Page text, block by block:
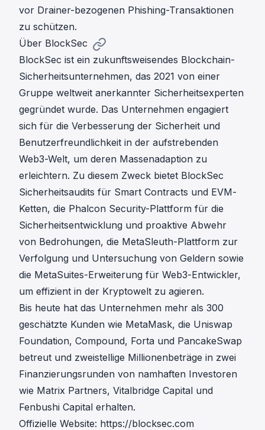
vor Drainer-bezogenen Phishing-Transaktionen
zu schützen.
Über BlockSec
BlockSec ist ein zukunftsweisendes Blockchain-
Sicherheitsunternehmen, das 2021 von einer
Gruppe weltweit anerkannter Sicherheitsexperten
gegründet wurde. Das Unternehmen engagiert
sich für die Verbesserung der Sicherheit und
Benutzerfreundlichkeit in der aufstrebenden
Web3-Welt, um deren Massenadaption zu
erleichtern. Zu diesem Zweck bietet BlockSec
Sicherheitsaudits für Smart Contracts und EVM-
Ketten, die Phalcon Security-Plattform für die
Sicherheitsentwicklung und proaktive Abwehr
von Bedrohungen, die MetaSleuth-Plattform zur
Verfolgung und Untersuchung von Geldern sowie
die MetaSuites-Erweiterung für Web3-Entwickler,
um effizient in der Kryptowelt zu agieren.
Bis heute hat das Unternehmen mehr als 300
geschätzte Kunden wie MetaMask, die Uniswap
Foundation, Compound, Forta und PancakeSwap
betreut und zweistellige Millionenbeträge in zwei
Finanzierungsrunden von namhaften Investoren
wie Matrix Partners, Vitalbridge Capital und
Fenbushi Capital erhalten.
Offizielle Website: https://blocksec.com